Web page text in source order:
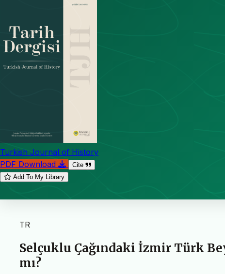
Turkish Journal of History
PDF Download
Cite
Add To My Library
TR
Selçuklu Çağındaki İzmir Türk
mı?